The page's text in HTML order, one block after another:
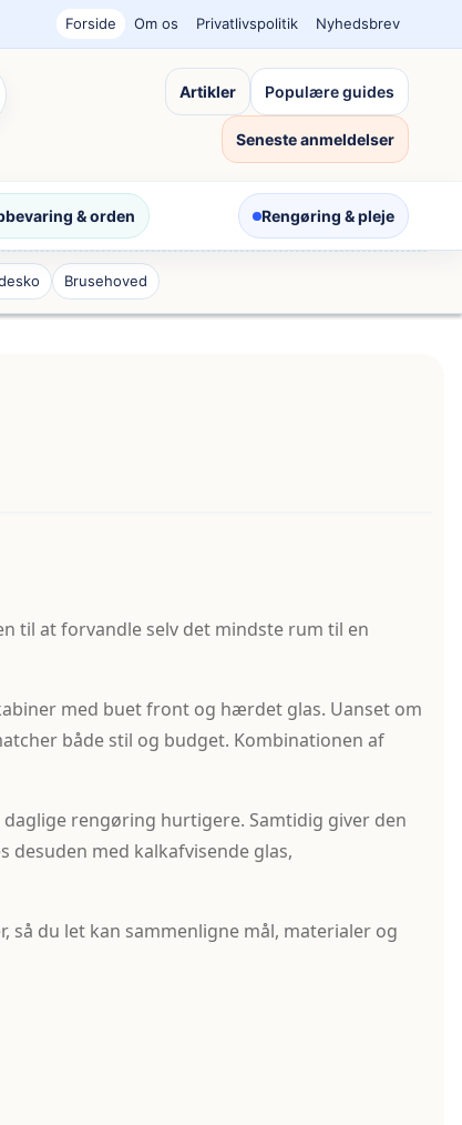
Forside Om os Privatlivspolitik Nyhedsbrev
Artikler Populære guides
Seneste anmeldelser
& orden Rengøring & pleje
Brusehoved
til at forvandle selv det mindste rum til en
med buet front og hærdet glas. Uanset om
både stil og budget. Kombinationen af
rengøring hurtigere. Samtidig giver den
med kalk­afvisende glas,
du let kan sammenligne mål, materialer og